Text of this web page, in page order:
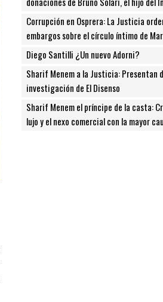
Corrupción en Osprera: La Justicia
embargos sobre el círculo íntimo de
Diego Santilli ¿Un nuevo Adorni?
Sharif Menem a la Justicia: Presentan
investigación de El Disenso
Sharif Menem el príncipe de la casta:
lujo y el nexo comercial con la mayor